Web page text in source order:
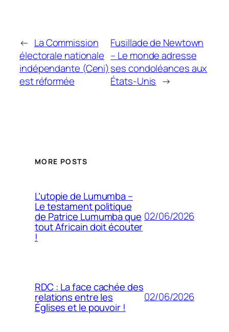
← La Commission
électorale nationale
indépendante (Ceni)
est réformée
Fusillade de Newtown
– Le monde adresse
ses condoléances aux
États-Unis →
MORE POSTS
L’utopie de Lumumba –
Le testament politique
de Patrice Lumumba que
tout Africain doit écouter
!
02/06/2026
RDC : La face cachée des
relations entre les
Églises et le pouvoir !
02/06/2026